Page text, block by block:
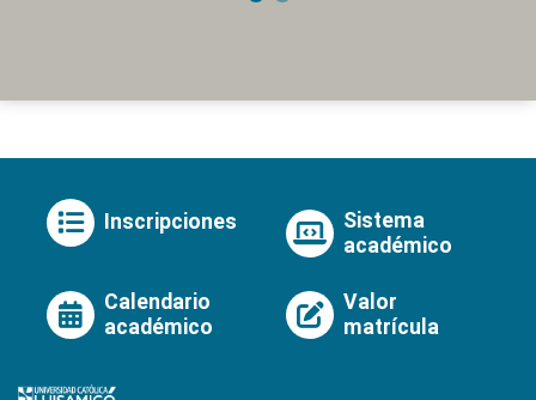
Inscripciones
Sistema
académico
Calendario
académico
Valor
matrícula